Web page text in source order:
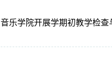
音乐学院开展学期初教学检查